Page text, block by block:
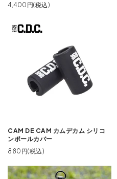
4,400円(税込)
CAM DE CAM カムデカム シリコ
ンポールカバー
880円(税込)